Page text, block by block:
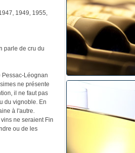
1949, 1955,
parle de cru du
Pessac-Léognan
ne présente
il ne faut pas
du vignoble. En
à l'autre.
ne seraient Fin
ou de les